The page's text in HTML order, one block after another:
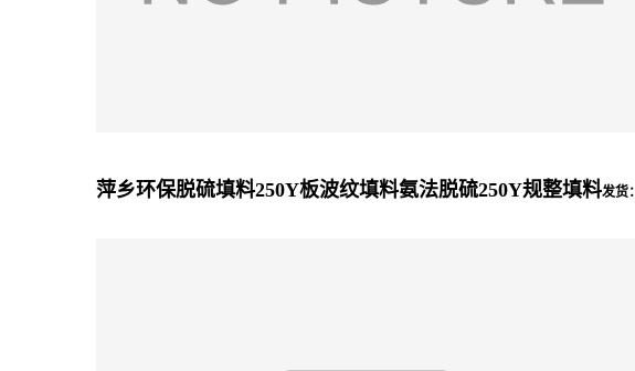
萍乡环保脱硫填料250Y板波纹填料氨法脱硫250Y规整填料发货：